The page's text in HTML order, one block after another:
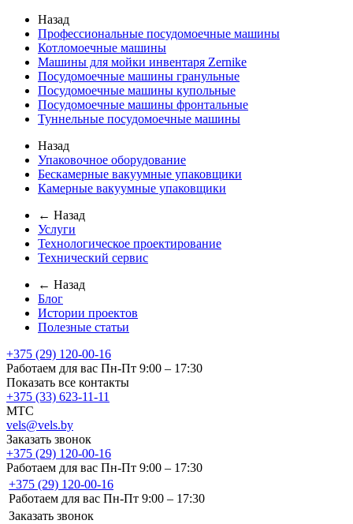
Назад
Профессиональные посудомоечные машины
Котломоечные машины
Машины для мойки инвентаря Zernike
Посудомоечные машины гранульные
Посудомоечные машины купольные
Посудомоечные машины фронтальные
Туннельные посудомоечные машины
Назад
Упаковочное оборудование
Бескамерные вакуумные упаковщики
Камерные вакуумные упаковщики
← Назад
Услуги
Технологическое проектирование
Технический сервис
← Назад
Блог
Истории проектов
Полезные статьи
+375 (29) 120-00-16
Работаем для вас Пн-Пт 9:00 – 17:30
Показать все контакты
+375 (33) 623-11-11
MTC
vels@vels.by
Заказать звонок
+375 (29) 120-00-16
Работаем для вас Пн-Пт 9:00 – 17:30
+375 (29) 120-00-16
Работаем для вас Пн-Пт 9:00 – 17:30
Заказать звонок